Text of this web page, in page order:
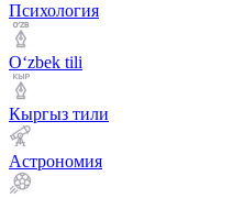
Психология
Оʻzbek tili
Кыргыз тили
Астрономия